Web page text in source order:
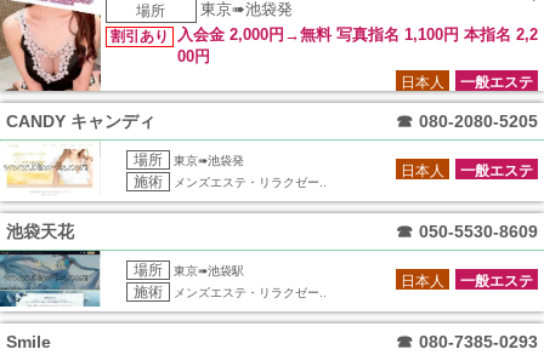
場所
東京➠池袋発
割引あり
入会金 2,000円→無料 写真指名 1,100円 本指名 2,2
00円
一般エステ
日本人
CANDY キャンディ ☎ 080-2080-5205
場所 東京➠池袋発
施術 メンズエステ・リラクゼー..
一般エステ
日本人
池袋天花 ☎ 050-5530-8609
場所 東京➠池袋駅
施術 メンズエステ・リラクゼー..
一般エステ
日本人
Smile ☎ 080-7385-0293